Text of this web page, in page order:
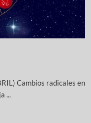
Cambios radicales en
...